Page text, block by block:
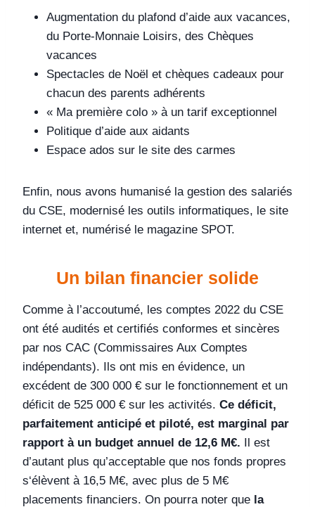
Augmentation du plafond d’aide aux vacances,
du Porte-Monnaie Loisirs, des Chèques
vacances
Spectacles de Noël et chèques cadeaux pour
chacun des parents adhérents
« Ma première colo » à un tarif exceptionnel
Politique d’aide aux aidants
Espace ados sur le site des carmes
Enfin, nous avons humanisé la gestion des salariés
du CSE, modernisé les outils informatiques, le site
internet et, numérisé le magazine SPOT.
Un bilan financier solide
Comme à l’accoutumé, les comptes 2022 du CSE
ont été audités et certifiés conformes et sincères
par nos CAC (Commissaires Aux Comptes
indépendants). Ils ont mis en évidence, un
excédent de 300 000 € sur le fonctionnement et un
déficit de 525 000 € sur les activités. Ce déficit,
parfaitement anticipé et piloté, est marginal par
rapport à un budget annuel de 12,6 M€. Il est
d’autant plus qu’acceptable que nos fonds propres
s‘élèvent à 16,5 M€, avec plus de 5 M€
placements financiers. On pourra noter que la